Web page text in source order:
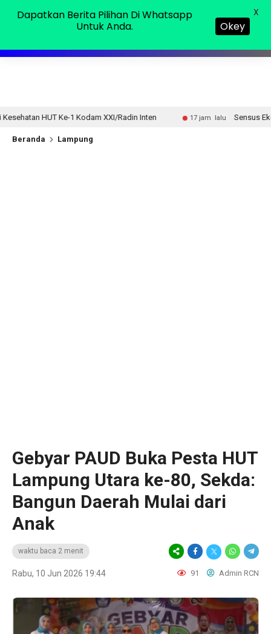
XXI/Radin Inten 17 jam lalu Sensus Ekonomi 2026, Pemprov
Beranda Lampung
Gebyar PAUD Buka Pesta HUT
Lampung Utara ke-80, Sekda:
Bangun Daerah Mulai dari
Anak
waktu baca 2 menit
Rabu, 10 Jun 2026 19:44 91 Admin RCN
Dapatkan Berita Pilihan Di Whatsapp
Untuk Anda.
Okey
X